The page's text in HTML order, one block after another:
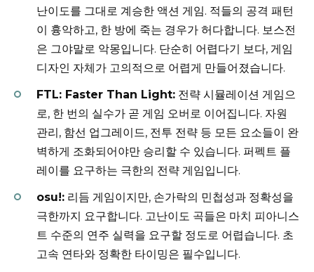
난이도를 그대로 계승한 액션 게임. 적들의 공격 패턴
이 흉악하고, 한 방에 죽는 경우가 허다합니다. 보스전
은 그야말로 악몽입니다. 단순히 어렵다기 보다, 게임
디자인 자체가 고의적으로 어렵게 만들어졌습니다.
FTL: Faster Than Light: 전략 시뮬레이션 게임으
로, 한 번의 실수가 곧 게임 오버로 이어집니다. 자원
관리, 함선 업그레이드, 전투 전략 등 모든 요소들이 완
벽하게 조화되어야만 승리할 수 있습니다. 퍼펙트 플
레이를 요구하는 극한의 전략 게임입니다.
osu!: 리듬 게임이지만, 손가락의 민첩성과 정확성을
극한까지 요구합니다. 고난이도 곡들은 마치 피아니스
트 수준의 연주 실력을 요구할 정도로 어렵습니다. 초
고속 연타와 정확한 타이밍은 필수입니다.